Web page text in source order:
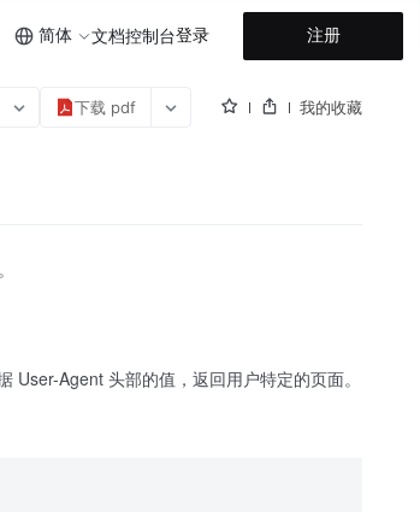
简体 文档控制台登录 注册
下载 pdf 我的收藏
Agent 头部的值，返回用户特定的页面。